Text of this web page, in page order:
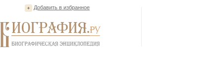
Добавить в избранное